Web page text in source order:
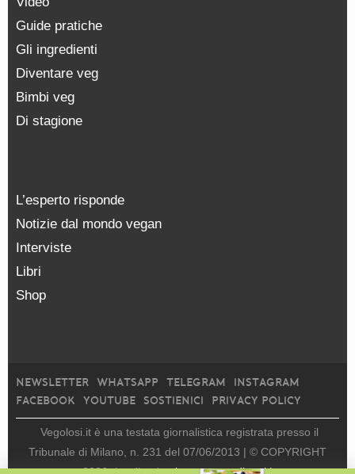
Guide pratiche
Gli ingredienti
Diventare veg
Bimbi veg
Di stagione
L’esperto risponde
Notizie dal mondo vegan
Interviste
Libri
Shop
NEWSLETTER WHATSAPP TELEGRAM
INSTAGRAM
FACEBOOK
YOUTUBE SOSTIENICI PRIVACY POLICY
Vegolosi.it è una testata giornalistica registrata presso il
Tribunale di Milano, n. 231 del 07/06/2013 | © COPYRIGHT